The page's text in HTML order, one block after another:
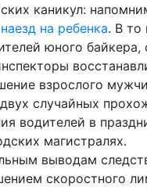
каникул:
на ребенка. В то
юного
взрослого
случайных
водителей в
магистралях.
выводам
скоростного